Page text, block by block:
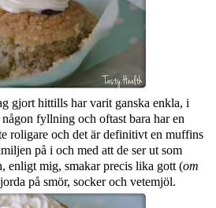
gjort hittills har varit ganska enkla, i
fyllning och oftast bara har en
roligare och det är definitivt en muffins
på i och med att de ser ut som
enligt mig, smakar precis lika gott (om
på smör, socker och vetemjöl.